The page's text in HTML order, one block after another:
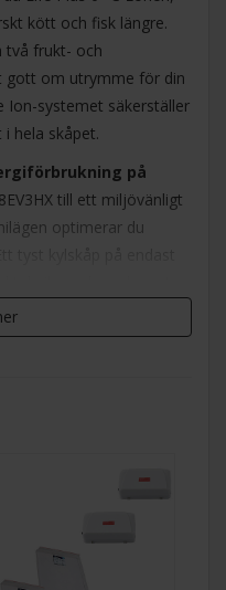
kött och fisk längre.
två frukt- och
gott om utrymme för din
Ion-systemet säkerställer
hela skåpet.
på
till ett miljövänligt
optimerar du
kök.
i rostfritt stål